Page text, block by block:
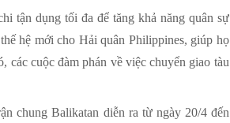
tận dụng tối đa để tăng khả năng quân sự
hệ mới cho Hải quân Philippines, giúp họ
các cuộc đàm phán về việc chuyển giao tàu
chung Balikatan diễn ra từ ngày 20/4 đến